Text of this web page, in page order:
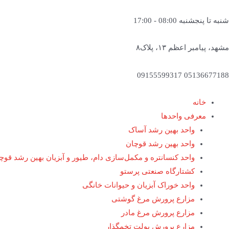
به
شنبه تا پنجشنبه 08:00 - 17:00
مشهد، پیامبر اعظم ۱۳، پلاک۸
05136677188 09155599317
خانه
معرفی واحدها
واحد بهین رشد آساک
واحد بهین رشد قوچان
واحد کنسانتره و مکمل‌سازی دام، طیور و آبزیان بهین رشد
کشتارگاه صنعتی پرستو
واحد خوراک آبزیان و حیوانات خانگی
مزارع پرورش مرغ گوشتی
مزارع پرورش مرغ مادر
مزارع پرورش پولت تخمگذار